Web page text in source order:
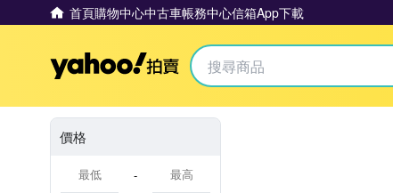
首頁購物中心中古車帳務中心信箱App下載
Yahoo拍賣
價格
-